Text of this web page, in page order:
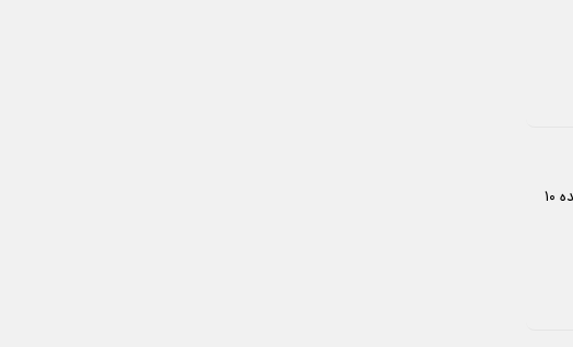
وزیر نیرو با بیان اینکه وضعیت آبی تهران چندان مناسب نیست، گفت: توزیع نابرابر بارش باعث شده ۱۰